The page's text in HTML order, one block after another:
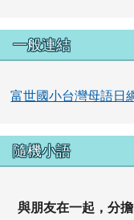
一般連結
富世國小台灣母語日
隨機小語
與朋友在一起，分